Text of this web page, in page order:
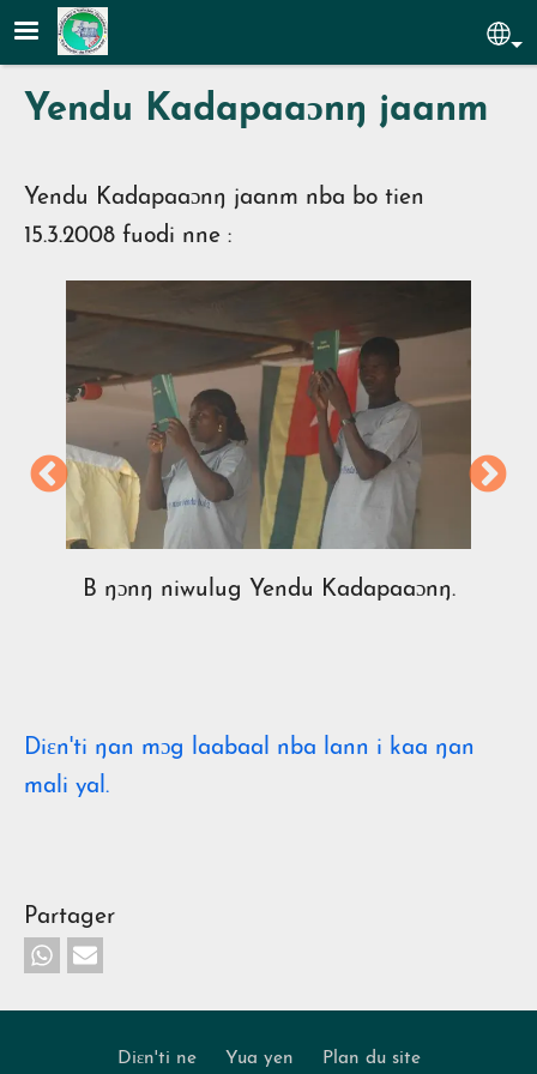
Aller au contenu principal
Yendu Kadapaaɔnŋ jaanm
Yendu Kadapaaɔnŋ jaanm nba bo tien
15.3.2008 fuodi nne :
B ŋɔnŋ niwulug Yendu Kadapaaɔnŋ.
Diɛn'ti ŋan mɔg laabaal nba lann i kaa ŋan
mali yal.
Partager
Diɛn'ti ne Yua yen Plan du site